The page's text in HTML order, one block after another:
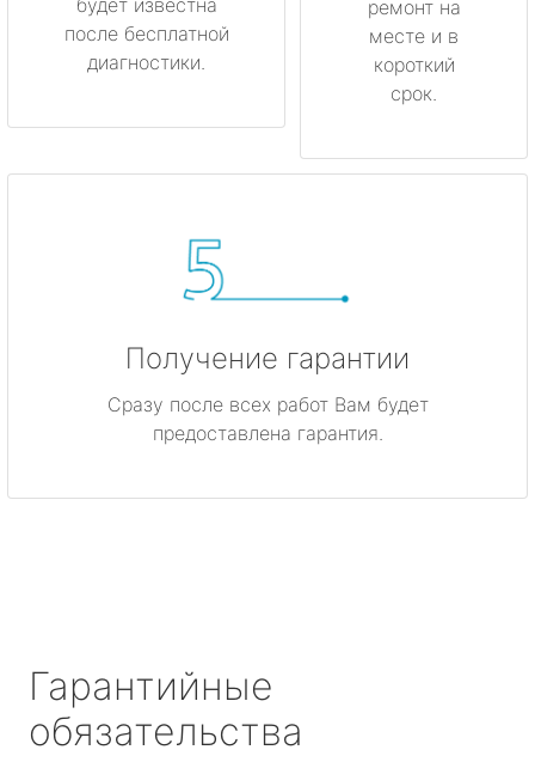
после бесплатной
диагностики.
ремонт на
месте и в
короткий
срок.
Получение гарантии
Сразу после всех работ Вам будет
предоставлена гарантия.
Гарантийные
обязательства